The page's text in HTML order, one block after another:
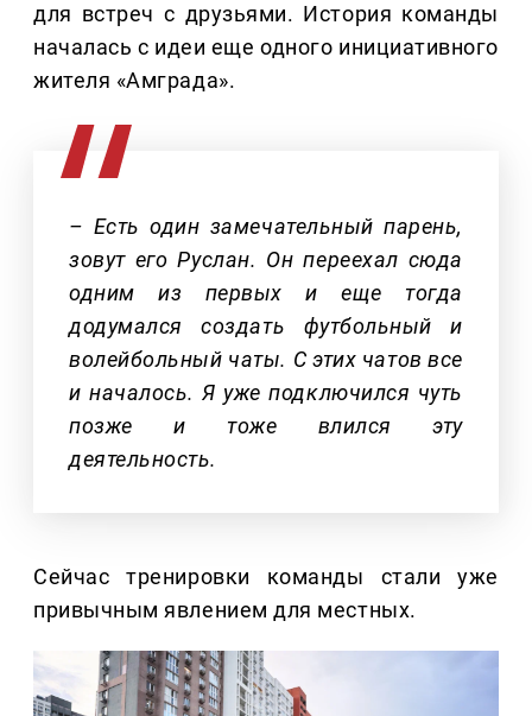
для встреч с друзьями. История команды
началась с идеи еще одного инициативного
жителя «Амграда».
– Есть один замечательный парень,
зовут его Руслан. Он переехал сюда
одним из первых и еще тогда
додумался создать футбольный и
волейбольный чаты. С этих чатов все
и началось. Я уже подключился чуть
позже и тоже влился эту
деятельность.
Сейчас тренировки команды стали уже
привычным явлением для местных.